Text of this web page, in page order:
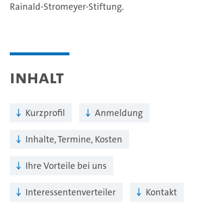
Rainald-Stromeyer-Stiftung.
Inhalt
Kurzprofil Anmeldung
Inhalte, Termine, Kosten
Ihre Vorteile bei uns
Interessentenverteiler Kontakt